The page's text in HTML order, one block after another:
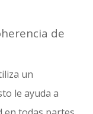
de
un
le ayuda a